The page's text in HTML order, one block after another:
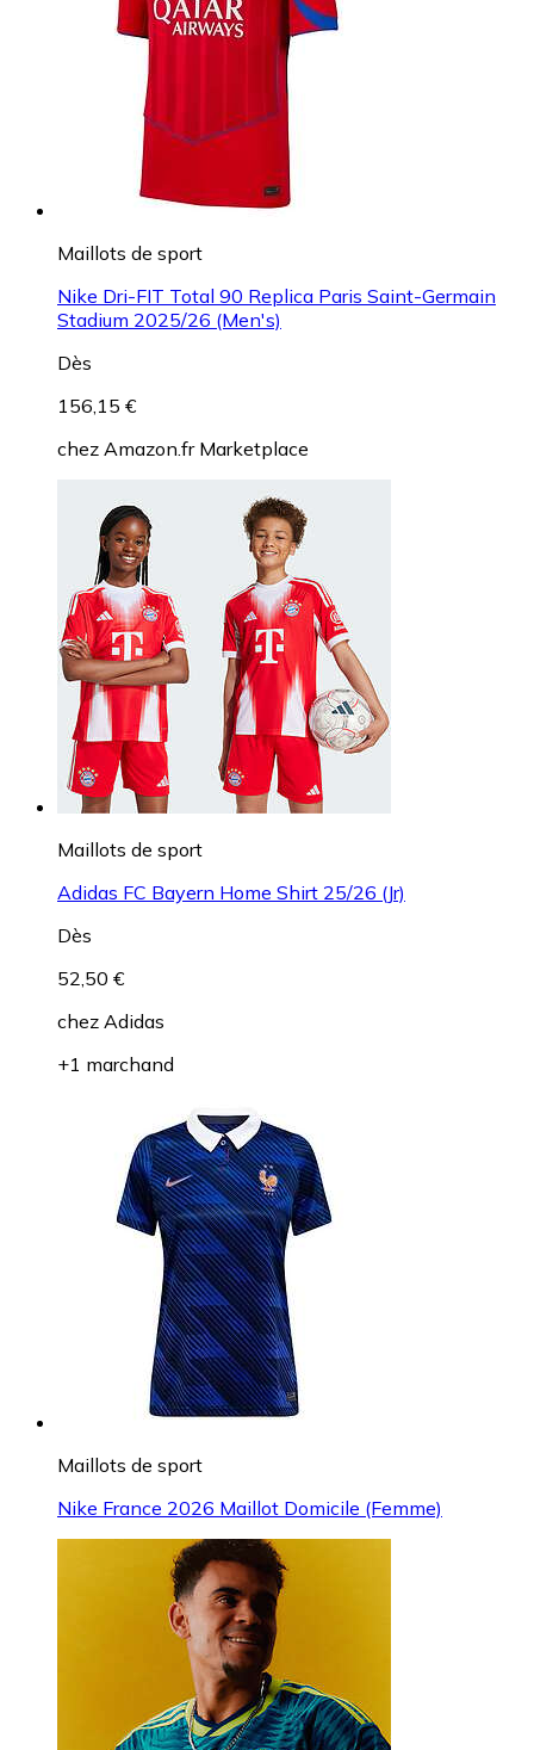
Maillots de sport
Nike Dri-FIT Total 90 Replica Paris Saint-Germain
Stadium 2025/26 (Men's)
Dès
156,15 €
chez Amazon.fr Marketplace
Maillots de sport
Adidas FC Bayern Home Shirt 25/26 (Jr)
Dès
52,50 €
chez Adidas
+1 marchand
Maillots de sport
Nike France 2026 Maillot Domicile (Femme)